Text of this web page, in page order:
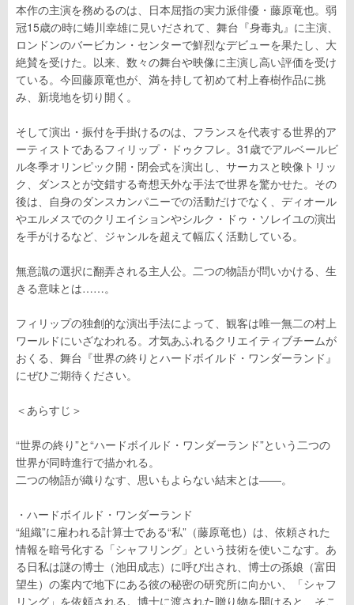
本作の主演を務めるのは、日本屈指の実力派俳優・藤原竜也。弱
冠15歳の時に蜷川幸雄に見いだされて、舞台『身毒丸』に主演、
ロンドンのバービカン・センターで鮮烈なデビューを果たし、大
絶賛を受けた。以来、数々の舞台や映像に主演し高い評価を受け
ている。今回藤原竜也が、満を持して初めて村上春樹作品に挑
み、新境地を切り開く。
そして演出・振付を手掛けるのは、フランスを代表する世界的ア
ーティストであるフィリップ・ドゥクフレ。31歳でアルベールビ
ル冬季オリンピック開・閉会式を演出し、サーカスと映像トリッ
ク、ダンスとが交錯する奇想天外な手法で世界を驚かせた。その
後は、自身のダンスカンパニーでの活動だけでなく、ディオール
やエルメスでのクリエイションやシルク・ドゥ・ソレイユの演出
を手がけるなど、ジャンルを超えて幅広く活動している。
無意識の選択に翻弄される主人公。二つの物語が問いかける、生
きる意味とは……。
フィリップの独創的な演出手法によって、観客は唯一無二の村上
ワールドにいざなわれる。才気あふれるクリエイティブチームが
おくる、舞台『世界の終りとハードボイルド・ワンダーランド』
にぜひご期待ください。
＜あらすじ＞
“世界の終り”と“ハードボイルド・ワンダーランド”という二つの
世界が同時進行で描かれる。
二つの物語が織りなす、思いもよらない結末とは――。
・ハードボイルド・ワンダーランド
“組織”に雇われる計算士である“私”（藤原竜也）は、依頼された
情報を暗号化する「シャフリング」という技術を使いこなす。あ
る日私は謎の博士（池田成志）に呼び出され、博士の孫娘（富田
望生）の案内で地下にある彼の秘密の研究所に向かい、「シャフ
リング」を依頼される。博士に渡された贈り物を開けると、そこ